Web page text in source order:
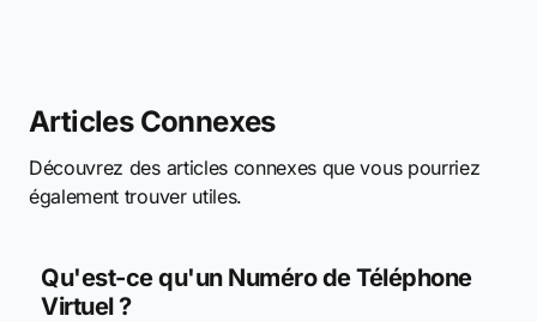
Articles Connexes
Découvrez des articles connexes que vous pourriez
également trouver utiles.
Qu'est-ce qu'un Numéro de Téléphone
Virtuel ?